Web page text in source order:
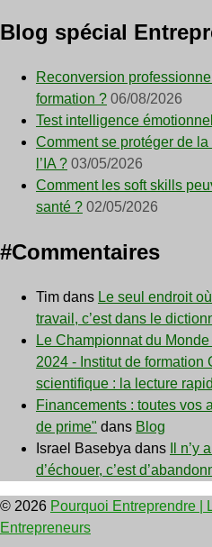
Blog spécial
Reconversion
formation ? 06/08/2026
Test intelligence
Comment se protéger de
l’IA ? 03/05/2026
Comment les soft skills
santé ? 02/05/2026
#Commentaires
Tim dans Le seul endroit
travail, c’est dans le
Le Championnat du
2024 - Institut de formation
scientifique : la lecture
Financements : toutes vos
de prime" dans Blog
Israel Basebya dans
Il n’y
d’échouer, c’est
© 2026 Pourquoi Entreprendre |
Entrepreneurs